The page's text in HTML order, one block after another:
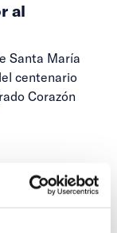
al
Santa María
centenario
Corazón